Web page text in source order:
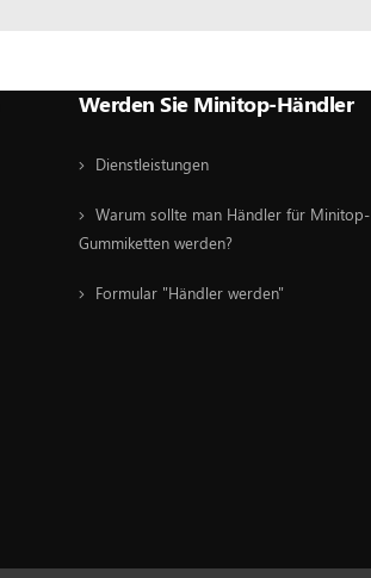
Werden Sie Minitop-Händler
Dienstleistungen
Warum sollte man Händler für Minitop-
Gummiketten werden?
Formular "Händler werden"